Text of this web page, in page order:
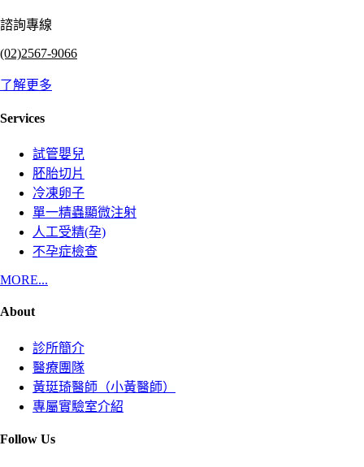
諮詢專線
(02)2567-9066
了解更多
Services
試管嬰兒
胚胎切片
冷凍卵子
單一精蟲顯微注射
人工受精(孕)
不孕症檢查
MORE...
About
診所簡介
醫療團隊
黃珽琦醫師（小黃醫師）
專屬實驗室介紹
Follow Us